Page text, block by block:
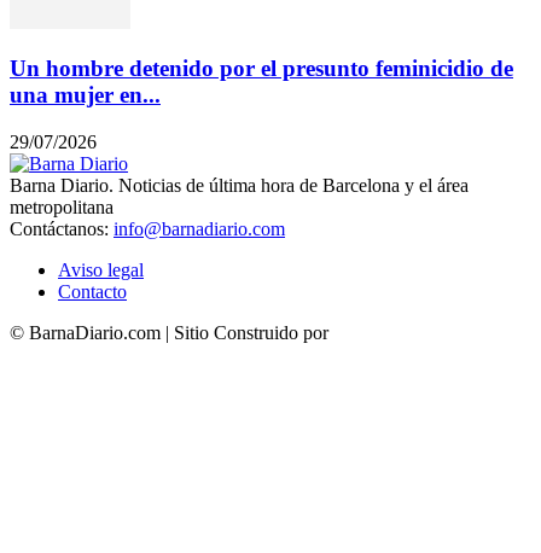
Un hombre detenido por el presunto feminicidio de
una mujer en...
29/07/2026
Barna Diario. Noticias de última hora de Barcelona y el área
metropolitana
Contáctanos: info@barnadiario.com
Aviso legal
Contacto
© BarnaDiario.com | Sitio Construido por